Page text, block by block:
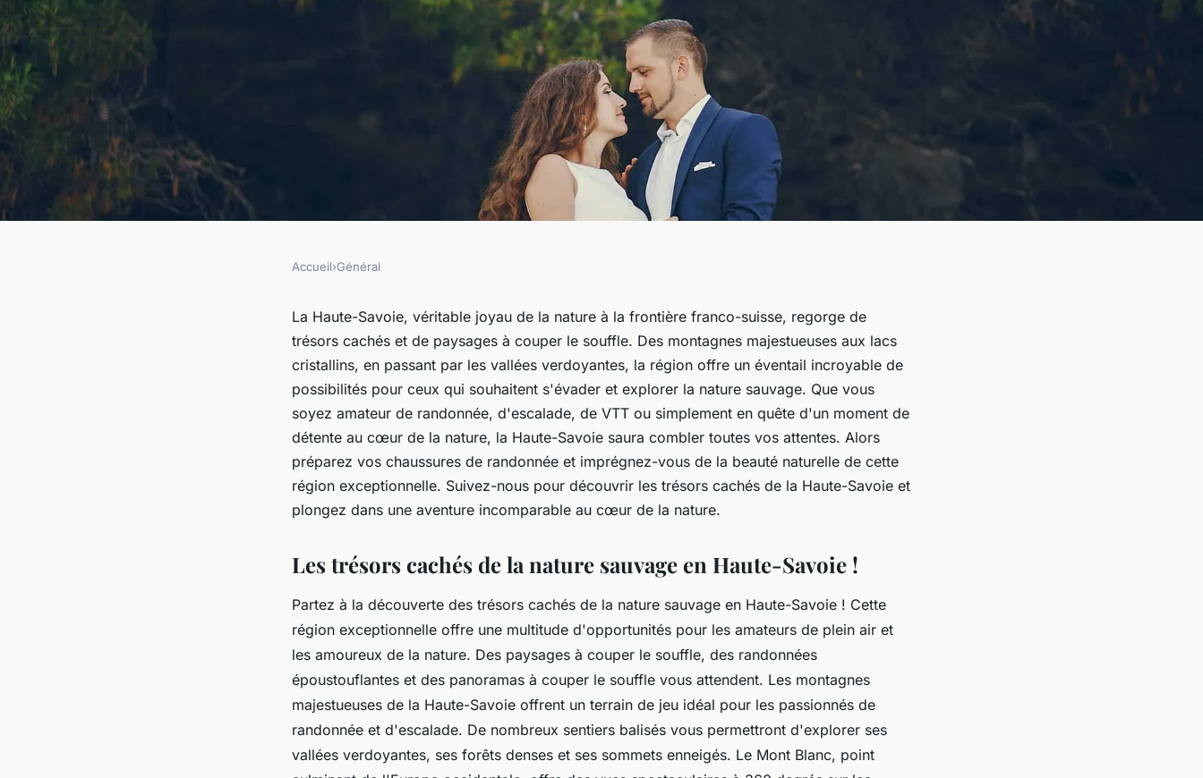
Baladez-vous dans la nature sauvage
de la Haute-Savoie et explorez ses
trésors cachés
2 min de lecture
Accueil›Général
La Haute-Savoie, véritable joyau de la nature à la frontière franco-suisse, regorge de
trésors cachés et de paysages à couper le souffle. Des montagnes majestueuses aux lacs
cristallins, en passant par les vallées verdoyantes, la région offre un éventail incroyable de
possibilités pour ceux qui souhaitent s'évader et explorer la nature sauvage. Que vous
soyez amateur de randonnée, d'escalade, de VTT ou simplement en quête d'un moment de
détente au cœur de la nature, la Haute-Savoie saura combler toutes vos attentes. Alors
préparez vos chaussures de randonnée et imprégnez-vous de la beauté naturelle de cette
région exceptionnelle. Suivez-nous pour découvrir les trésors cachés de la Haute-Savoie et
plongez dans une aventure incomparable au cœur de la nature.
Les trésors cachés de la nature sauvage en Haute-Savoie !
Partez à la découverte des trésors cachés de la nature sauvage en Haute-Savoie ! Cette
région exceptionnelle offre une multitude d'opportunités pour les amateurs de plein air et
les amoureux de la nature. Des paysages à couper le souffle, des randonnées
époustouflantes et des panoramas à couper le souffle vous attendent. Les montagnes
majestueuses de la Haute-Savoie offrent un terrain de jeu idéal pour les passionnés de
randonnée et d'escalade. De nombreux sentiers balisés vous permettront d'explorer ses
vallées verdoyantes, ses forêts denses et ses sommets enneigés. Le Mont Blanc, point